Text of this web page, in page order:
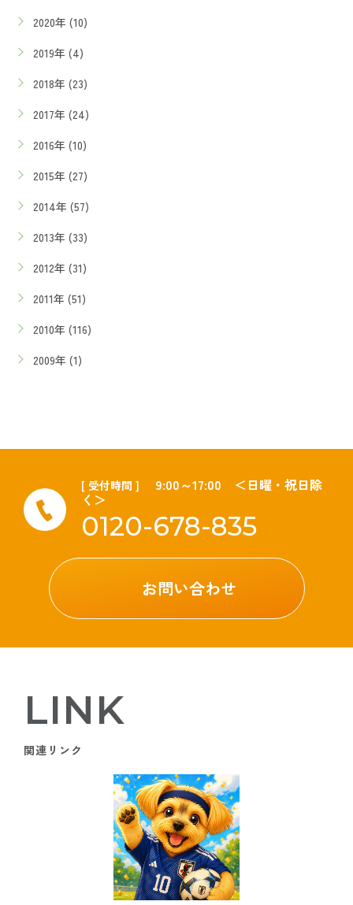
2020年 (10)
2019年 (4)
2018年 (23)
2017年 (24)
2016年 (10)
2015年 (27)
2014年 (57)
2013年 (33)
2012年 (31)
2011年 (51)
2010年 (116)
2009年 (1)
[ 受付時間 ] 9:00～17:00 ＜日曜・祝日除
く＞
0120-678-835
お問い合わせ
LINK
関連リンク